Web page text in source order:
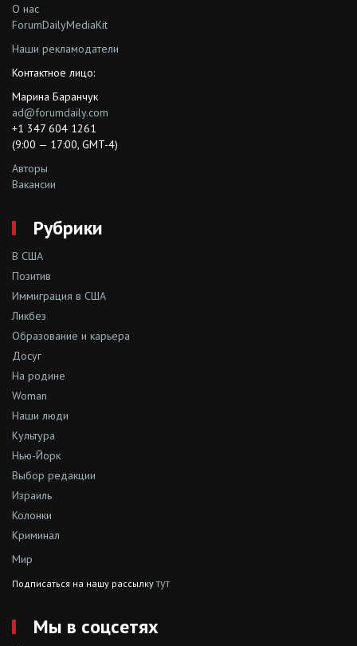
О нас
ForumDailyMediaKit
Наши рекламодатели
Контактное лицо:
Марина Баранчук
ad@forumdaily.com
+1 347 604 1261
(9:00 — 17:00, GMT-4)
Авторы
Вакансии
Рубрики
В США
Позитив
Иммиграция в США
Ликбез
Образование и карьера
Досуг
На родине
Woman
Наши люди
Культура
Нью-Йорк
Выбор редакции
Израиль
Колонки
Криминал
Мир
Подписаться на нашу рассылкутут
Мы в соцсетях